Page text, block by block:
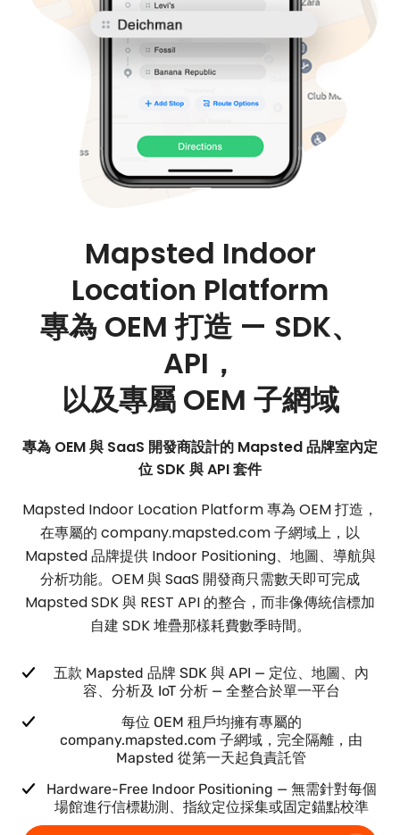
Mapsted Indoor
Location Platform
專為 OEM 打造 — SDK、
API，
以及專屬 OEM 子網域
專為 OEM 與 SaaS 開發商設計的 Mapsted 品牌室內定
位 SDK 與 API 套件
Mapsted Indoor Location Platform 專為 OEM 打造，
在專屬的 company.mapsted.com 子網域上，以
Mapsted 品牌提供 Indoor Positioning、地圖、導航與
分析功能。OEM 與 SaaS 開發商只需數天即可完成
Mapsted SDK 與 REST API 的整合，而非像傳統信標加
自建 SDK 堆疊那樣耗費數季時間。
五款 Mapsted 品牌 SDK 與 API — 定位、地圖、內
容、分析及 IoT 分析 — 全整合於單一平台
每位 OEM 租戶均擁有專屬的
company.mapsted.com 子網域，完全隔離，由
Mapsted 從第一天起負責託管
Hardware-Free Indoor Positioning — 無需針對每個
場館進行信標勘測、指紋定位採集或固定錨點校準